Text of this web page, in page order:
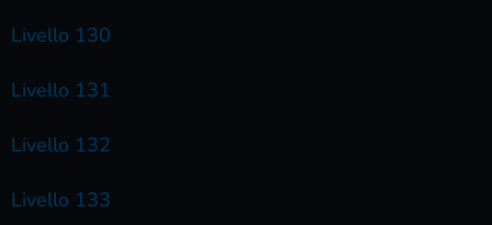
Livello 130
Livello 131
Livello 132
Livello 133